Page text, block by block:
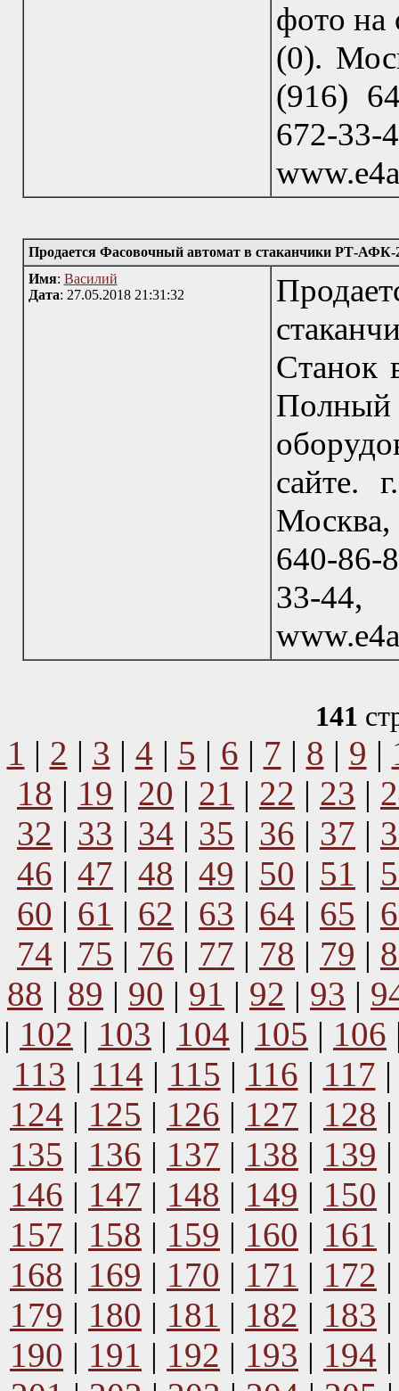
фото на
(0).
(916)
672-
Продается Фасовочный автомат в стаканчики РТ-АФК-
Имя: Василий
Дата: 27.05.2018 21:31:32
Станок
Полный
сайте.
Москва,
640-
33-
141
1 | 2 | 3 | 4 | 5 | 6 | 7 | 8 | 9 |
18 | 19 | 20 | 21 | 22 | 23 |
32 | 33 | 34 | 35 | 36 | 37 |
46 | 47 | 48 | 49 | 50 | 51 |
60 | 61 | 62 | 63 | 64 | 65 |
74 | 75 | 76 | 77 | 78 | 79 |
88 | 89 | 90 | 91 | 92 | 93 |
| 102 | 103 | 104 | 105 | 106
113 | 114 | 115 | 116 | 117
124 | 125 | 126 | 127 | 128
135 | 136 | 137 | 138 | 139
146 | 147 | 148 | 149 | 150
157 | 158 | 159 | 160 | 161
168 | 169 | 170 | 171 | 172
179 | 180 | 181 | 182 | 183
190 | 191 | 192 | 193 | 194